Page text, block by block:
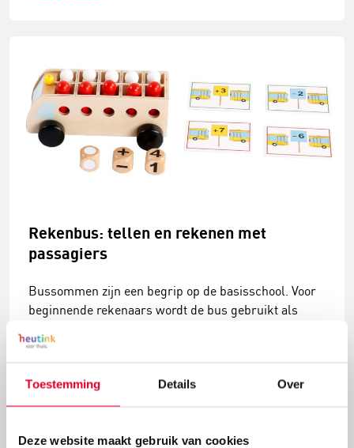
Toestemming Details Over
Deze website maakt gebruik van cookies
Rekenbus: tellen en rekenen met
passagiers
Bussommen zijn een begrip op de basisschool. Voor
beginnende rekenaars wordt de bus gebruikt als
verbeelden. De passagiers die in en uit de bus
leuker dan dit oefenen met een echte bus?